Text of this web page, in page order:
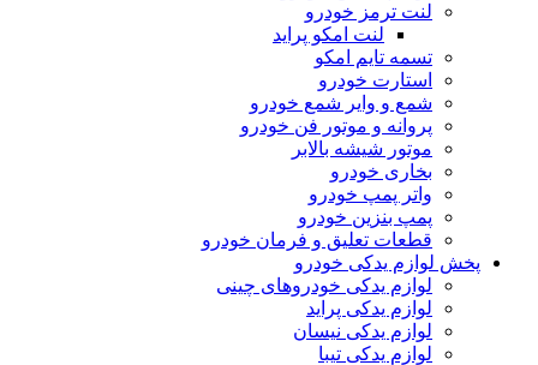
لنت ترمز خودرو
لنت امکو پراید
تسمه تایم امکو
استارت خودرو
شمع و وایر شمع خودرو
پروانه و موتور فن خودرو
موتور شیشه بالابر
بخاری خودرو
واتر پمپ خودرو
پمپ بنزین خودرو
قطعات تعلیق و فرمان خودرو
پخش لوازم یدکی خودرو
لوازم یدکی خودروهای چینی
لوازم یدکی پراید
لوازم یدکی نیسان
لوازم یدکی تیبا